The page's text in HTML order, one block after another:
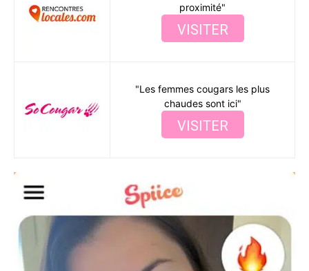
proximité"
VISITER
"Les femmes cougars les plus
chaudes sont ici"
VISITER